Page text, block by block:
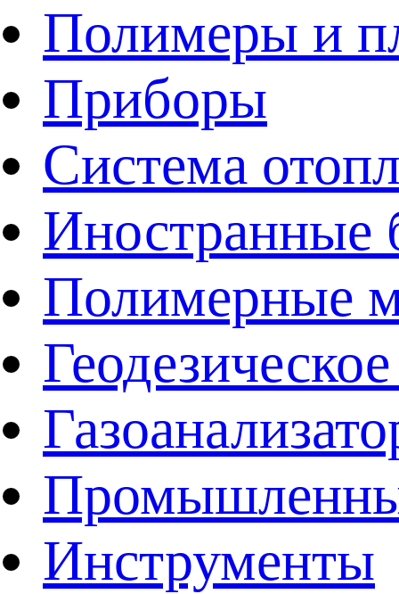
Полимеры и
Приборы
Система
Иностранные
Полимерные
Инструменты